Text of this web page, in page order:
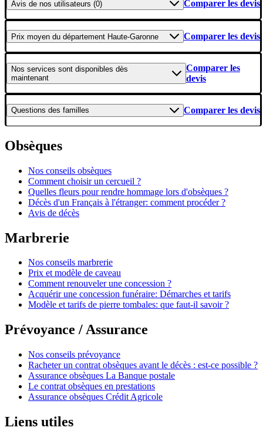
Avis de nos utilisateurs (0) Comparer les devis
Prix moyen du département Haute-Garonne Comparer les devis
Nos services sont disponibles dès
maintenant
Comparer les
devis
Questions des familles Comparer les devis
Obsèques
Nos conseils obsèques
Comment choisir un cercueil ?
Quelles fleurs pour rendre hommage lors d'obsèques ?
Décès d'un Français à l'étranger: comment procéder ?
Avis de décès
Marbrerie
Nos conseils marbrerie
Prix et modèle de caveau
Comment renouveler une concession ?
Acquérir une concession funéraire: Démarches et tarifs
Modèle et tarifs de pierre tombales: que faut-il savoir ?
Prévoyance / Assurance
Nos conseils prévoyance
Racheter un contrat obsèques avant le décès : est-ce possible ?
Assurance obsèques La Banque postale
Le contrat obsèques en prestations
Assurance obsèques Crédit Agricole
Liens utiles